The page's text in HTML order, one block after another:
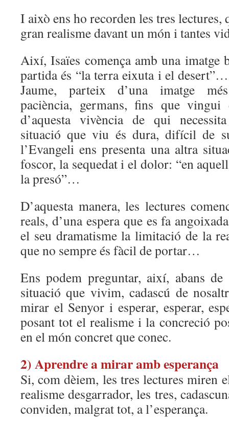
I això ens ho recorden les tres lectures,
gran realisme davant un món i tantes
Així, Isaïes comença amb una imatge
partida és “la terra eixuta i el
Jaume, parteix d’una imatge
paciència, germans, fins que vingui
d’aquesta vivència de qui
situació que viu és dura, difícil de
l’Evangeli ens presenta una altra
foscor, la sequedat i el dolor: “en
la presó”…
D’aquesta manera, les lectures
reals, d’una espera que es fa
el seu dramatisme la limitació de la
que no sempre és fàcil de portar…
Ens podem preguntar, així, abans
situació que vivim, cadascú de
mirar el Senyor i esperar, esperar,
posant tot el realisme i la concreció
en el món concret que conec.
2) Aprendre a mirar amb esperança
Si, com dèiem, les tres lectures miren
realisme desgarrador, les tres,
conviden, malgrat tot, a l’esperança.